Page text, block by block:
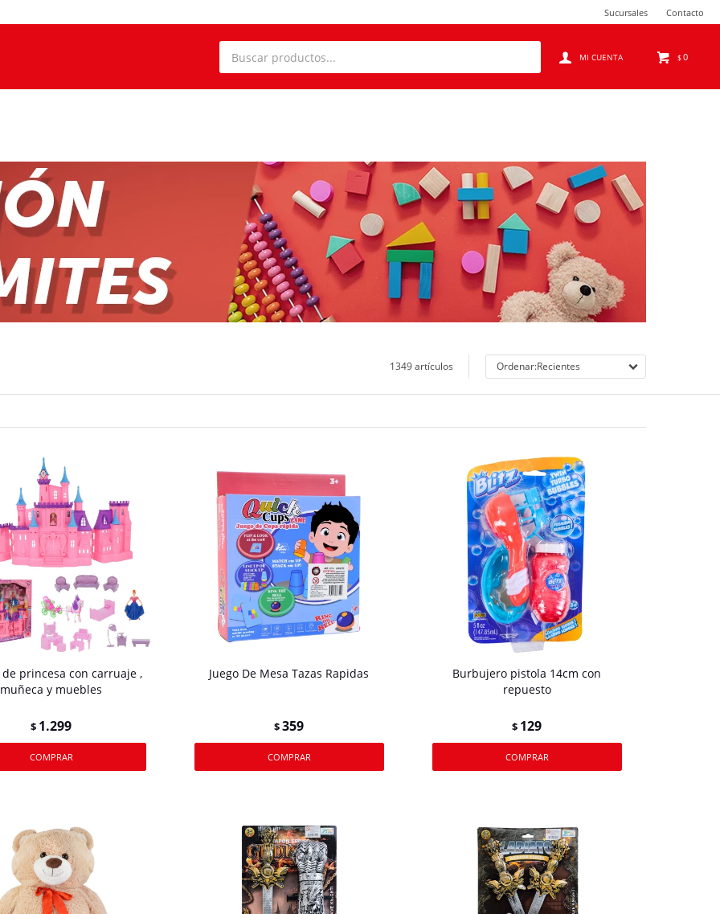
$0
Sucursales Contacto
1349 artículos Recientes
princesa con carruaje ,
muñeca y muebles
$ 1.299
Juego De Mesa Tazas Rapidas
$359
Burbujero pistola 14cm con
repuesto
$ 129